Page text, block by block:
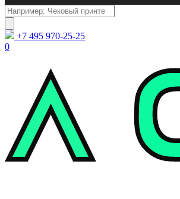
Поиск
товаров
+7 495 970-25-25
0